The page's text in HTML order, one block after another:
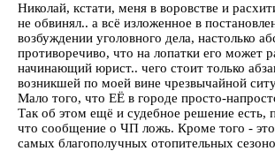
Николай, кстати, меня в воровстве и
не обвинял.. а всё изложенное в
возбуждении уголовного дела, настолько
противоречиво, что на лопатки его может
начинающий юрист.. чего стоит только
возникшей по моей вине чрезвычайной
Мало того, что ЕЁ в городе просто-
Так об этом ещё и судебное решение есть,
что сообщение о ЧП ложь. Кроме того -
самых благополучных отопительных